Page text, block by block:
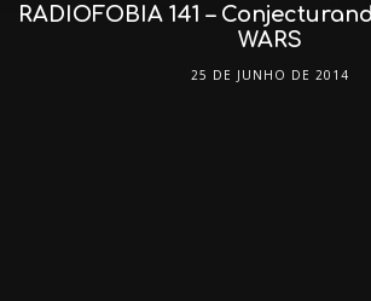
RADIOFOBIA 141 –
WARS
25 DE JUNHO DE 2014